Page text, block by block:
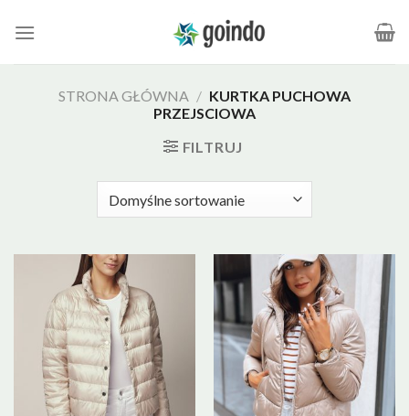
STRONA GŁÓWNA / KURTKA PUCHOWA
PRZEJSCIOWA
FILTRUJ